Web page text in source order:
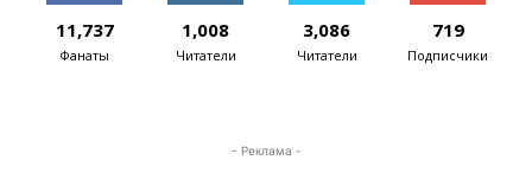
11,737
Фанаты
1,008
Читатели
3,086
Читатели
719
Подписчики
- Реклама -